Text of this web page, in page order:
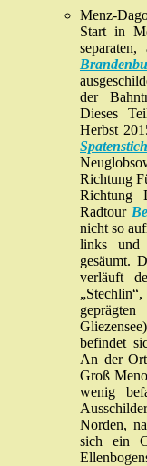
Menz-
Start in
separaten,
der
Dieses
Herbst
Richtung
Richtung
Radtour
nicht so
links und
gesäumt.
verläuft
befindet
An der
Groß
wenig
Norden,
sich ein